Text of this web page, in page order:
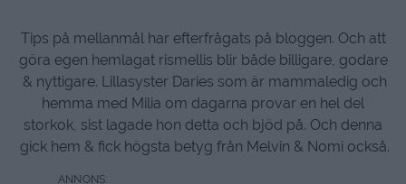
Tips på mellanmål har efterfrågats på bloggen. Och att
göra egen hemlagat rismellis blir både billigare, godare
& nyttigare. Lillasyster Daries som är mammaledig och
hemma med Milia om dagarna provar en hel del
storkok, sist lagade hon detta och bjöd på. Och denna
gick hem & fick högsta betyg från Melvin & Nomi också.